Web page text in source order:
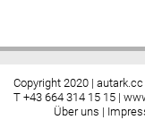
Copyright 2020 |
T +43 664 314 15 15 |
Über uns |